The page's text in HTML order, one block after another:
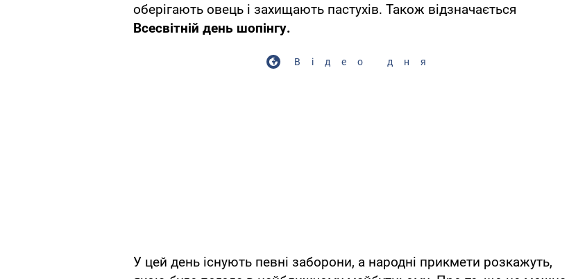
оберігають овець і захищають пастухів. Також відзначається
Всесвітній день шопінгу.
Відео дня
У цей день існують певні заборони, а народні прикмети розкажуть,